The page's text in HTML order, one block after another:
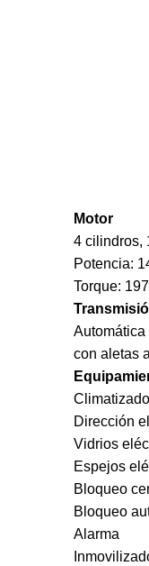
Motor
4 cilindros,
Potencia:
Torque:
con aletas
Dirección
Vidrios
Espejos
Bloqueo
Bloqueo
Alarma